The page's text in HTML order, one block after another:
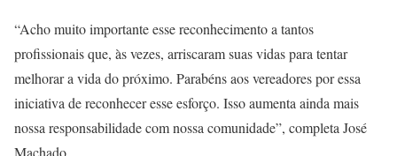
“Acho muito importante esse reconhecimento a tantos
profissionais que, às vezes, arriscaram suas vidas para tentar
melhorar a vida do próximo. Parabéns aos vereadores por essa
iniciativa de reconhecer esse esforço. Isso aumenta ainda mais
nossa responsabilidade com nossa comunidade”, completa José
Machado.